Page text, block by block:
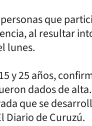
que
al resultar
lunes.
y 25 años,
dados de
que se
Diario de Curuzú.